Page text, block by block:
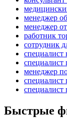
менеджер
менеджер
работник
сотрудник
специалист
менеджер
специалист
специалист
Быстрые